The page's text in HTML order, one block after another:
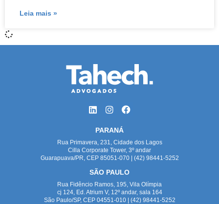
Leia mais »
PARANÁ
Rua Primavera, 231, Cidade dos Lagos
Cilla Corporate Tower, 3º andar
Guarapuava/PR, CEP 85051-070 | (42) 98441-5252
SÃO PAULO
Rua Fidêncio Ramos, 195, Vila Olímpia
cj 124, Ed. Atrium V, 12º andar, sala 164
São Paulo/SP, CEP 04551-010 | (42) 98441-5252